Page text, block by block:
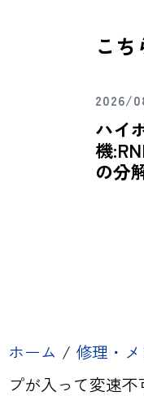
こち
2026/
ハイ
機
の分
ホーム / 修理・
プが入って変速